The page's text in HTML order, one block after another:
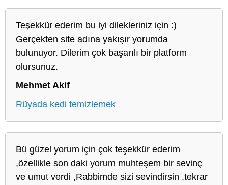
Teşekkür ederim bu iyi dilekleriniz için :)
Gerçekten site adına yakışır yorumda
bulunuyor. Dilerim çok başarılı bir platform
olursunuz.
Mehmet Akif
Rüyada kedi temizlemek
Bü güzel yorum için çok teşekkür ederim
,özellikle son daki yorum muhteşem bir sevinç
ve umut verdi ,Rabbimde sizi sevindirsin ,tekrar